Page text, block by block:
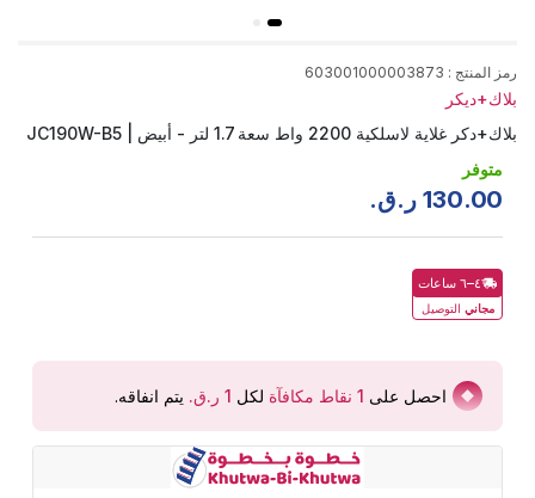
رمز المنتج :
603001000003873
بلاك+ديكر
بلاك+دكر غلاية لاسلكية 2200 واط سعة 1.7 لتر - أبيض | JC190W-B5
متوفر
130.00 ر.ق.
٤–٦ ساعات
مجاني التوصيل
احصل على 1 نقاط مكافآة لكل يتم انفاقه.